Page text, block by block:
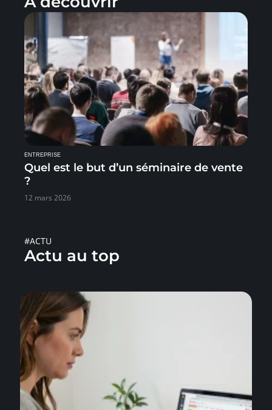
ENTREPRISE
Quel est le but d’un séminaire de vente
?
12 mars 2026
#ACTU
Actu au top